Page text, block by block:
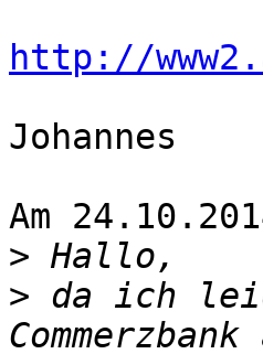
http://
Johannes
Am
>
> da ich